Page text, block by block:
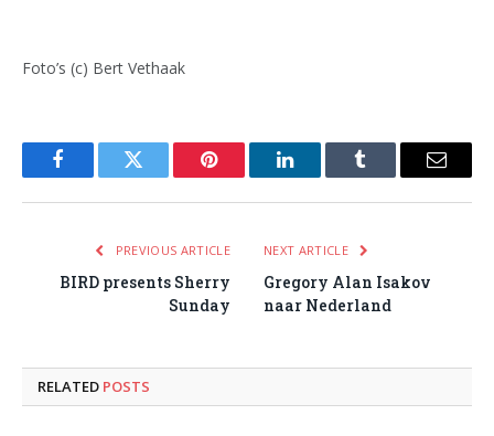
Foto’s (c) Bert Vethaak
FacebookTwitter Pinterest LinkedInTumblr Email
PREVIOUS ARTICLE
BIRD presents Sherry
Sunday
NEXT ARTICLE
Gregory Alan Isakov
naar Nederland
RELATED POSTS